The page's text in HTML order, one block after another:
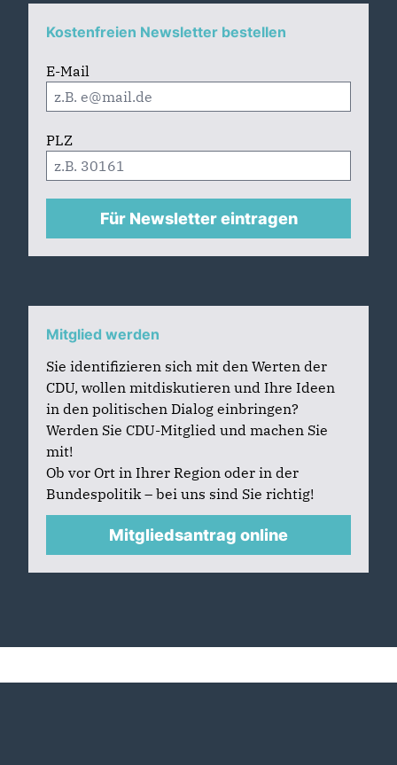
Kostenfreien Newsletter bestellen
E-Mail
PLZ
Für Newsletter eintragen
Mitglied werden
Sie identifizieren sich mit den Werten der
CDU, wollen mitdiskutieren und Ihre Ideen
in den politischen Dialog einbringen?
Werden Sie CDU-Mitglied und machen Sie
mit!
Ob vor Ort in Ihrer Region oder in der
Bundespolitik – bei uns sind Sie richtig!
Mitgliedsantrag online